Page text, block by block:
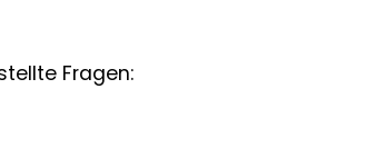
Fragen: